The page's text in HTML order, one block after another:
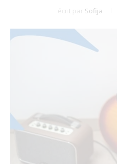
écrit par Sofija